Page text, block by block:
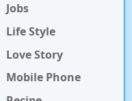
Jobs
Life Style
Love Story
Mobile Phone